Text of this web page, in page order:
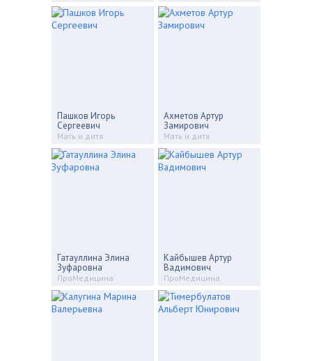
Пашков Игорь
Сергеевич
Мать и дитя
Ахметов Артур
Замирович
Мать и дитя
Гатауллина Элина
Зуфаровна
ПроМедицина
Кайбышев Артур
Вадимович
ПроМедицина